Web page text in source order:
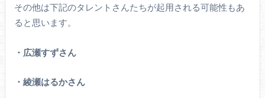
その他は下記のタレントさんたちが起用される可能性もあ
ると思います。
・広瀬すずさん
・綾瀬はるかさん